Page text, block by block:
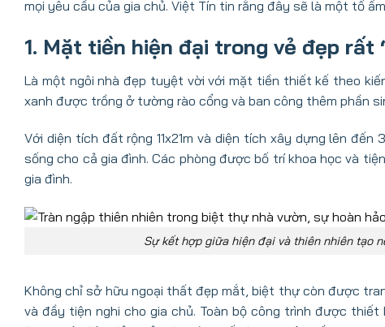
mọi yêu cầu của gia chủ. Việt Tín tin rằng đây sẽ là một tổ
1. Mặt tiền hiện đại trong vẻ đẹp
Là một ngôi nhà đẹp tuyệt vời với mặt tiền thiết kế theo
xanh được trồng ở tường rào cổng và ban công thêm phần
Với diện tích đất rộng 11x21m và diện tích xây dựng lên
sống cho cả gia đình. Các phòng được bố trí khoa học và
gia đình.
Sự kết hợp giữa hiện đại và thiên nhiên tạo
Không chỉ sở hữu ngoại thất đẹp mắt, biệt thự còn được
và đầy tiện nghi cho gia chủ. Toàn bộ công trình được